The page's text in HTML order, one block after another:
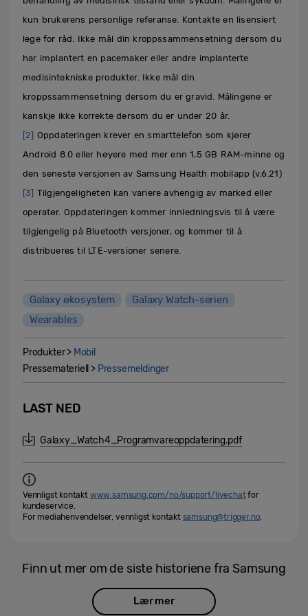
kun brukerens personlige referanse. Kontakte en lisensiert
lege for råd. Ikke mål din kroppssammensetning dersom du
har implantert en pacemaker eller andre implanterte
medisintekniske produkter. Ikke mål din
kroppssammensetning dersom du er gravid. Målingene er
kanskje ikke korrekte dersom du er under 20 år.
[2] Oppdateringen krever en smarttelefon som kjører
Android 8.0 eller høyere med mer enn 1,5 GB RAM-minne og
den seneste versjonen av Samsung Health mobilapp (v.6.21)
[3] Tilgjengeligheten kan variere avhengig av marked eller
operatør. Oppdateringen kommer innledningsvis til å være
tilgjengelig på Bluetooth versjoner, og kommer til å
distribueres til LTE-versioner senere.
Galaxy økosystem
Galaxy Watch-serien
Wearables
Produkter > Mobil
Pressemateriell > Pressemeldinger
LAST NED
Galaxy_Watch4_Programvareoppdatering.pdf
Vennligst kontakt www.samsung.com/no/support/livechatfor
kundeservice.
For mediahenvendelser, vennligst kontakt samsung@trigger.no.
Finn ut mer om de siste historiene fra Samsung
Lær mer